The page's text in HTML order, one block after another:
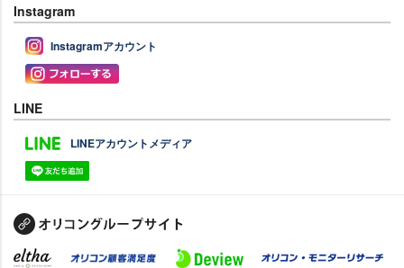
Instagram
Instagramアカウント
LINE
LINEアカウントメディア